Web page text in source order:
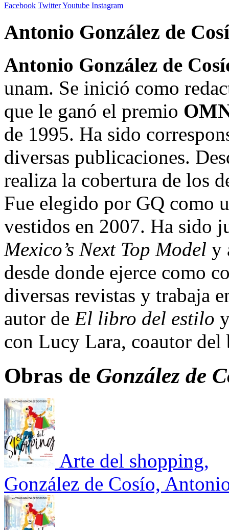
Facebook TwitterYoutube Instagram
Antonio González de
Antonio González de
unam. Se inició como
que le ganó el premio
de 1995. Ha sido
diversas publicaciones.
realiza la cobertura de los
Fue elegido por GQ como
vestidos en 2007. Ha sido
Mexico’s Next Top Model y
desde donde ejerce como
diversas revistas y trabaja
autor de El libro del estilo
con Lucy Lara, coautor del
Obras de González de
Arte del shopping,
González de Cosío,